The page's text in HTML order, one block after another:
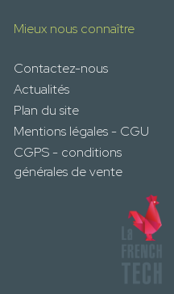
Mieux nous connaître
Contactez-nous
Actualités
Plan du site
Mentions légales - CGU
CGPS - conditions
générales de vente